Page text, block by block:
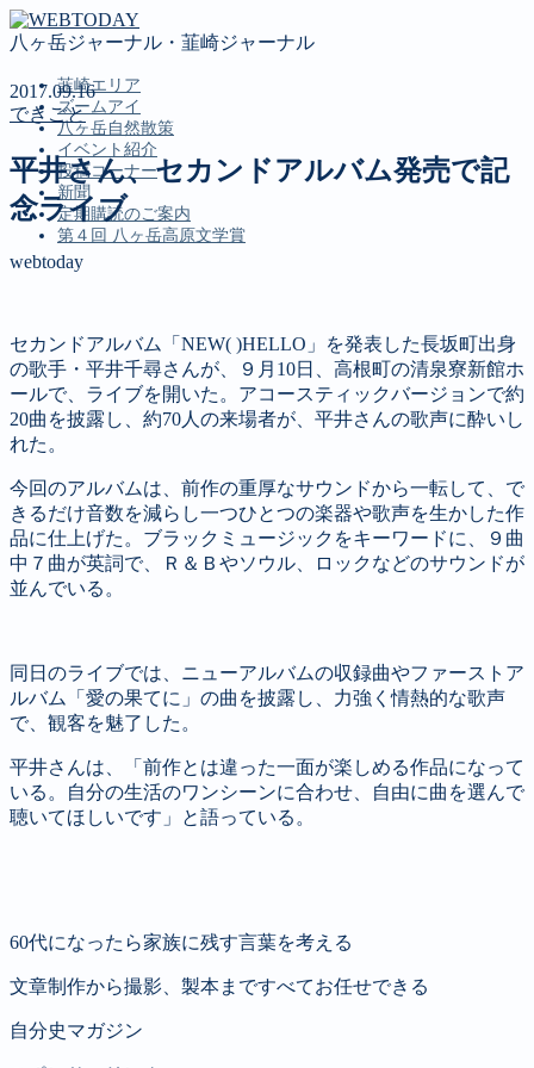
八ヶ岳ジャーナル・韮崎ジャーナル
韮崎エリア
ズームアイ
八ヶ岳自然散策
イベント紹介
投稿コーナー
新聞
定期購読のご案内
第４回 八ヶ岳高原文学賞
韮崎エリア
ズームアイ
八ヶ岳自然散策
イベント紹介
新聞
定期購読のご案内
第４回 八ヶ岳高原文学賞
2017.09.16
できごと
平井さん、セカンドアルバム発売で記
念ライブ
webtoday
セカンドアルバム「NEW( )HELLO」を発表した長坂町出身
の歌手・平井千尋さんが、９月10日、高根町の清泉寮新館ホ
ールで、ライブを開いた。アコースティックバージョンで約
20曲を披露し、約70人の来場者が、平井さんの歌声に酔いし
れた。
今回のアルバムは、前作の重厚なサウンドから一転して、で
きるだけ音数を減らし一つひとつの楽器や歌声を生かした作
品に仕上げた。ブラックミュージックをキーワードに、９曲
中７曲が英詞で、Ｒ＆Ｂやソウル、ロックなどのサウンドが
並んでいる。
同日のライブでは、ニューアルバムの収録曲やファーストア
ルバム「愛の果てに」の曲を披露し、力強く情熱的な歌声
で、観客を魅了した。
平井さんは、「前作とは違った一面が楽しめる作品になって
いる。自分の生活のワンシーンに合わせ、自由に曲を選んで
聴いてほしいです」と語っている。
60代になったら家族に残す言葉を考える
文章制作から撮影、製本まですべてお任せできる
自分史マガジン